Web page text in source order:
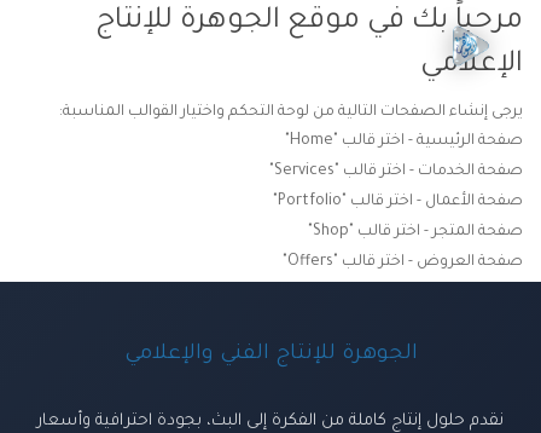
مرحباً بك في موقع الجوهرة للإنتاج
الإعلامي
يرجى إنشاء الصفحات التالية من لوحة التحكم واختيار القوالب المناسبة:
صفحة الرئيسية - اختر قالب "Home"
صفحة الخدمات - اختر قالب "Services"
صفحة الأعمال - اختر قالب "Portfolio"
صفحة المتجر - اختر قالب "Shop"
صفحة العروض - اختر قالب "Offers"
الجوهرة للإنتاج الفني والإعلامي
نقدم حلول إنتاج كاملة من الفكرة إلى البث، بجودة احترافية وأسعار